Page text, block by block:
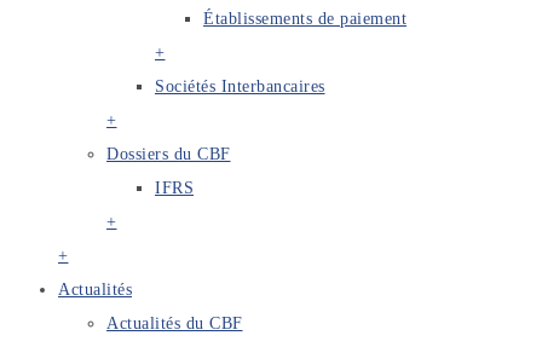
Établissements de paiement
+
Sociétés Interbancaires
+
Dossiers du CBF
IFRS
+
+
Actualités
Actualités du CBF